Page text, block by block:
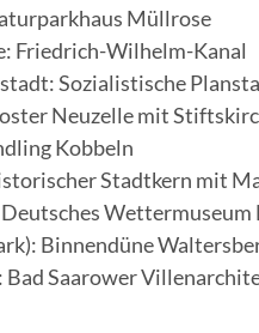
Müllrose
Friedrich-Wilhelm-Kanal
Sozialistische
Neuzelle mit
Kobbeln
Stadtkern mit
Wettermuseum
Binnendüne
Bad Saarower